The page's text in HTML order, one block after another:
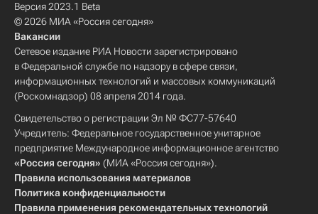
Версия 2023.1 Beta
© 2026 МИА «Россия сегодня»
Вакансии
Сетевое издание РИА Новости зарегистрировано
в Федеральной службе по надзору в сфере связи,
информационных технологий и массовых коммуникаций
(Роскомнадзор) 08 апреля 2014 года.
Свидетельство о регистрации Эл № ФС77-57640
Учредитель: Федеральное государственное унитарное
предприятие Международное информационное агентство
«Россия сегодня» (МИА «Россия сегодня»).
Правила использования материалов
Политика конфиденциальности
Правила применения рекомендательных технологий